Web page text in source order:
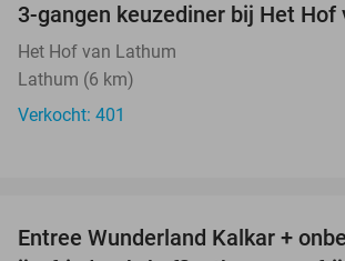
3-gangen keuzediner bij Het Hof
Het Hof van Lathum
Lathum (6 km)
Verkocht: 401
Entree Wunderland Kalkar +